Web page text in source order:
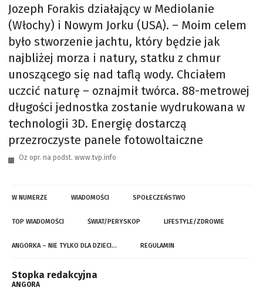
Jozeph Forakis działający w Mediolanie
(Włochy) i Nowym Jorku (USA). – Moim celem
było stworzenie jachtu, który będzie jak
najbliżej morza i natury, statku z chmur
unoszącego się nad taflą wody. Chciałem
uczcić naturę – oznajmił twórca. 88-metrowej
długości jednostka zostanie wydrukowana w
technologii 3D. Energię dostarczą
przezroczyste panele fotowoltaiczne
Oz opr. na podst. www.tvp.info
W NUMERZE WIADOMOŚCI SPOŁECZEŃSTWO
TOP WIADOMOŚCI ŚWIAT/PERYSKOP LIFESTYLE/ZDROWIE
ANGORKA – NIE TYLKO DLA DZIECI… REGULAMIN
Stopka redakcyjna
ANGORA